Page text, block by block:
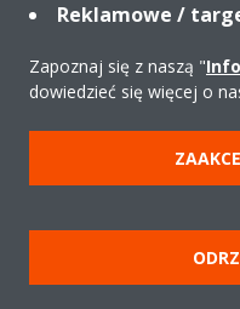
Reklamowe /
Zapoznaj się z naszą "
dowiedzieć się więcej o